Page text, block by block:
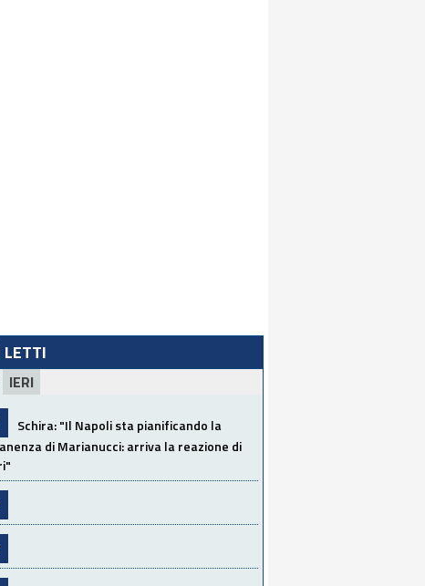
LETTI
IERI
Schira: "Il Napoli sta pianificando la
di Marianucci: arriva la reazione di